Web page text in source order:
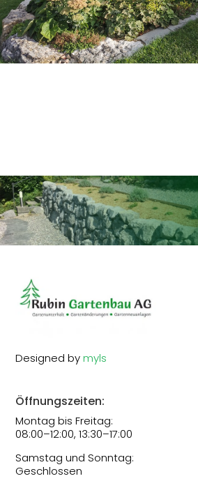
Designed bymyls
Öffnungszeiten:
Montag bis Freitag:
08:00–12:00, 13:30–17:00
Samstag und Sonntag:
Geschlossen